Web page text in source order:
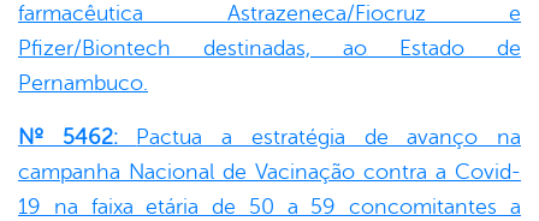
farmacêutica Astrazeneca/Fiocruz e
Pfizer/Biontech destinadas, ao Estado de
Pernambuco.
Nº 5462:
Pactua a estratégia de avanço na
campanha Nacional de Vacinação contra a Covid-
19 na faixa etária de 50 a 59 concomitantes a